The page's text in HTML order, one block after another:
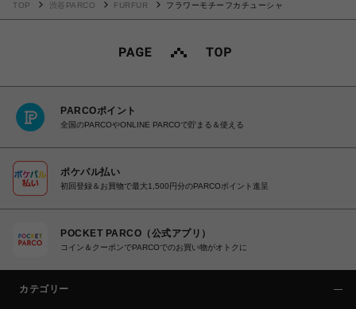
TOP 渋谷PARCO FURFUR フラワーモチーフカチューシャ
PARCOポイント
全国のPARCOやONLINE PARCOで貯まる＆使える
ポケパル払い
初回登録＆お買物で最大1,500円分のPARCOポイント進呈
POCKET PARCO（公式アプリ）
コイン＆クーポンでPARCOでのお買い物がオトクに
カテゴリー